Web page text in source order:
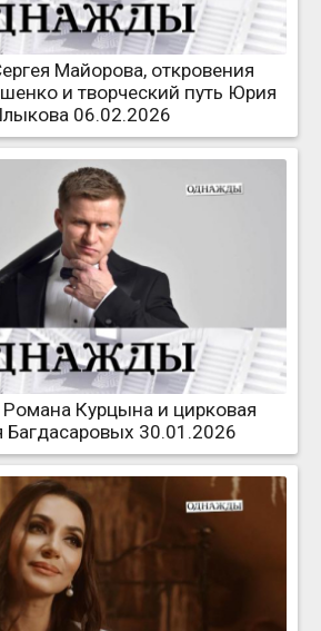
Майорова, откровения
и творческий путь Юрия
06.02.2026
Романа Курцына и цирковая
Багдасаровых 30.01.2026